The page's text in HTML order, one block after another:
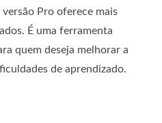
Pro oferece mais
É uma ferramenta
quem deseja melhorar a
de aprendizado.